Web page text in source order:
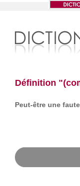
Définition
Peut-être une